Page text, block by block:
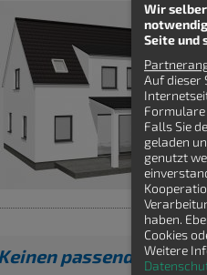
passenden
Wir
Seite und
Auf dieser
Falls Sie
geladen
genutzt
haben.
Cookies
Weitere